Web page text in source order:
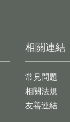
相關連結
常見問題
相關法規
友善連結